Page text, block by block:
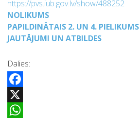
https://pvs.iub.gov.lv/show/488252
NOLIKUMS
PAPILDINĀTAIS 2. UN 4. PIELIKUMS
JAUTĀJUMI UN ATBILDES
Dalies:
Facebook
X